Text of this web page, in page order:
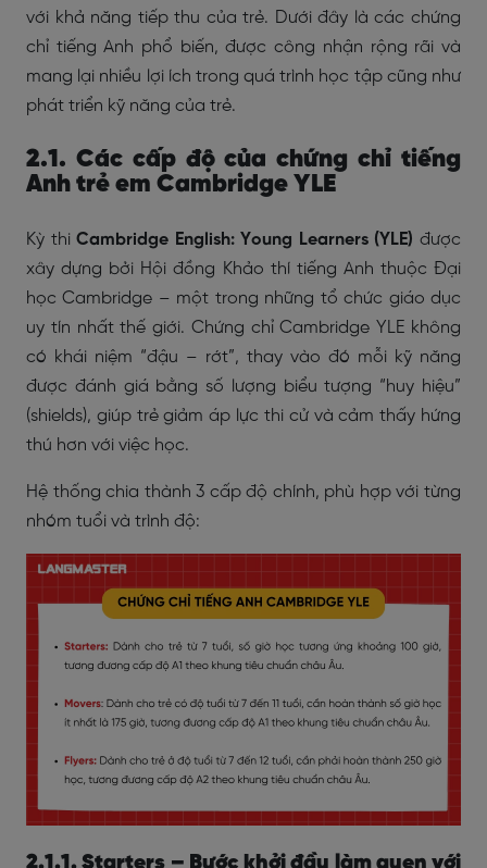
với khả năng tiếp thu của trẻ. Dưới đây là các chứng
chỉ tiếng Anh phổ biến, được công nhận rộng rãi và
mang lại nhiều lợi ích trong quá trình học tập cũng như
phát triển kỹ năng của trẻ.
2.1. Các cấp độ của chứng chỉ tiếng
Anh trẻ em Cambridge YLE
Kỳ thiCambridge English: Young Learners (YLE) được
xây dựng bởi Hội đồng Khảo thí tiếng Anh thuộc Đại
học Cambridge – một trong những tổ chức giáo dục
uy tín nhất thế giới. Chứng chỉ Cambridge YLE không
có khái niệm “đậu – rớt”, thay vào đó mỗi kỹ năng
được đánh giá bằng số lượng biểu tượng “huy hiệu”
(shields), giúp trẻ giảm áp lực thi cử và cảm thấy hứng
thú hơn với việc học.
Hệ thống chia thành 3 cấp độ chính, phù hợp với từng
nhóm tuổi và trình độ:
2.1.1. Starters – Bước khởi đầu làm quen với